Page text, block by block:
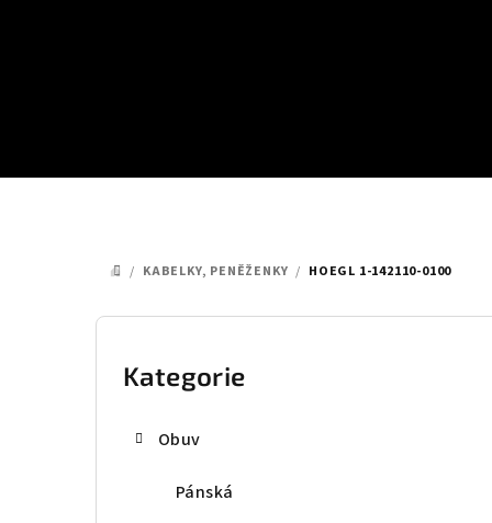
DOMŮ
/ KABELKY, PENĚŽENKY / HOEGL 1-142110-0100
P
Přeskočit
kategorie
Kategorie
Obuv
Pánská